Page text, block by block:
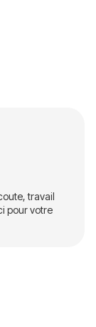
travail
pour votre